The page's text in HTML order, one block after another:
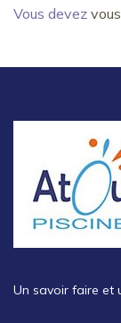
Vous devez
Un savoir faire et